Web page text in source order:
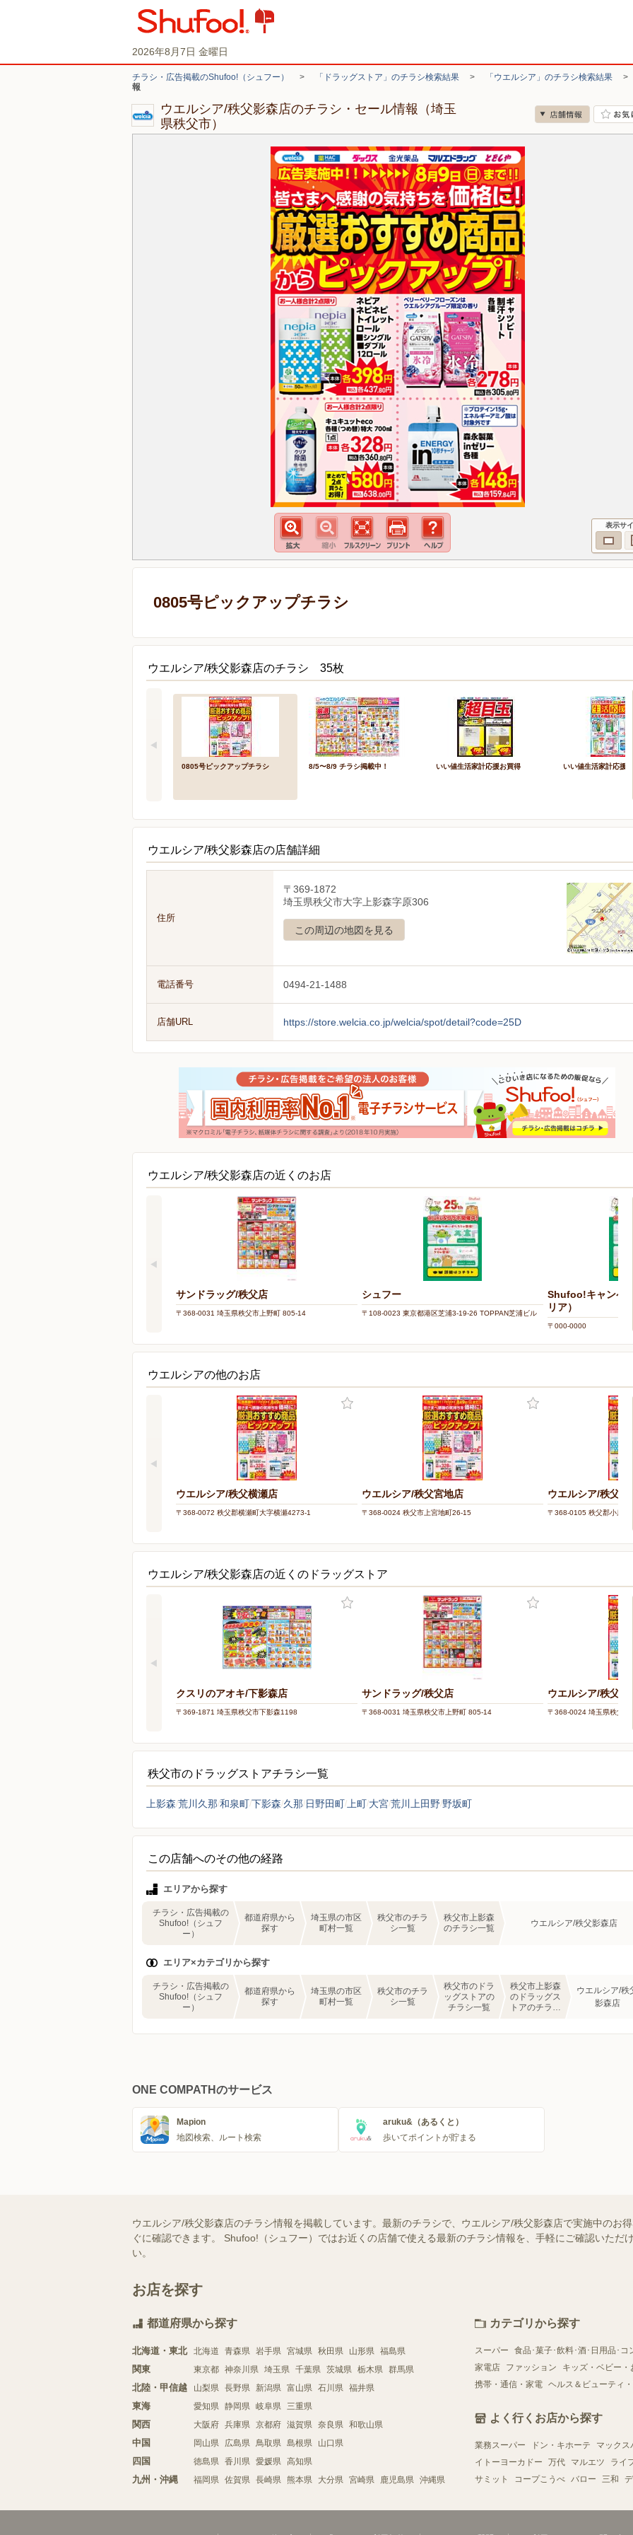
2026年8月7日 金曜日
チラシ・広告掲載のShufoo!（シュフー） > 「ドラッグストア」のチラシ検索結果 > 「ウエルシア」のチラシ検索結果 >
報
ウエルシア/秩父影森店のチラシ・セール情報（埼玉
県秩父市）
表示サ
0805号ピックアップチラシ
ウエルシア/秩父影森店のチラシ 35枚
0805号ピックアップチラシ 8/5〜8/9 チラシ掲載中！ いい値生活家計応援お買得 いい値生活家計応援お
ウエルシア/秩父影森店の店舗詳細
住所
〒369-1872
埼玉県秩父市大字上影森字原306
この周辺の地図を見る
電話番号 0494-21-1488
店舗URL https://store.welcia.co.jp/welcia/spot/detail?code=25D
ウエルシア/秩父影森店の近くのお店
サンドラッグ/秩父店
〒368-0031 埼玉県秩父市上野町 805-14
シュフー
〒108-0023 東京都港区芝浦3-19-26 TOPPAN芝浦ビル
Shufoo!キャンペ
リア）
〒000-0000
ウエルシアの他のお店
ウエルシア/秩父横瀬店
〒368-0072 秩父郡横瀬町大字横瀬4273-1
ウエルシア/秩父宮地店
〒368-0024 秩父市上宮地町26-15
ウエルシア/秩父小
〒368-0105 秩父郡小鹿野
ウエルシア/秩父影森店の近くのドラッグストア
クスリのアオキ/下影森店
〒369-1871 埼玉県秩父市下影森1198
サンドラッグ/秩父店
〒368-0031 埼玉県秩父市上野町 805-14
ウエルシア/秩父宮
〒368-0024 埼玉県秩父市
秩父市のドラッグストアチラシ一覧
上影森 荒川久那 和泉町下影森 久那 日野田町 上町 大宮荒川上田野 野坂町
この店舗へのその他の経路
エリアから探す
チラシ・広告掲載の
Shufoo!（シュフ
ー）
都道府県から
探す
埼玉県の市区
町村一覧
秩父市のチラ
シ一覧
秩父市上影森
のチラシ一覧
ウエルシア/秩父影森店
エリア×カテゴリから探す
チラシ・広告掲載の
Shufoo!（シュフ
ー）
都道府県から
探す
埼玉県の市区
町村一覧
秩父市のチラ
シ一覧
秩父市のドラ
ッグストアの
チラシ一覧
秩父市上影森
のドラッグス
トアのチラシ
ウエルシア/秩
影森店
ONE COMPATHのサービス
Mapion
地図検索、ルート検索
aruku&（あるくと）
歩いてポイントが貯まる
ウエルシア/秩父影森店のチラシ情報を掲載しています。最新のチラシで、ウエルシア/秩父影森店で実施中のお
ぐに確認できます。 Shufoo!（シュフー）ではお近くの店舗で使える最新のチラシ情報を、手軽にご確認いただ
い。
お店を探す
都道府県から探す
北海道・東北 北海道 青森県 岩手県 宮城県 秋田県 山形県 福島県
関東 東京都 神奈川県 埼玉県 千葉県 茨城県 栃木県 群馬県
北陸・甲信越 山梨県 長野県 新潟県 富山県 石川県 福井県
東海 愛知県 静岡県 岐阜県 三重県
関西 大阪府 兵庫県 京都府 滋賀県 奈良県 和歌山県
中国 岡山県 広島県 鳥取県 島根県 山口県
四国 徳島県 香川県 愛媛県 高知県
九州・沖縄 福岡県 佐賀県 長崎県 熊本県 大分県 宮崎県 鹿児島県 沖縄県
カテゴリから探す
スーパー 食品･菓子･飲料･酒･日用品･コ
家電店
ファッション キッズ・ベビー・
携帯・通信・家電 ヘルス＆ビューティ
よく行くお店から探す
業務スーパー ドン・キホーテ マックス
イトーヨーカドー
万代 マルエツ ライ
サミット
コープこうべ バロー 三和